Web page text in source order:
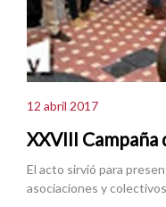
12 abril 2017
XXVIII Campaña
El acto sirvió para
asociaciones y